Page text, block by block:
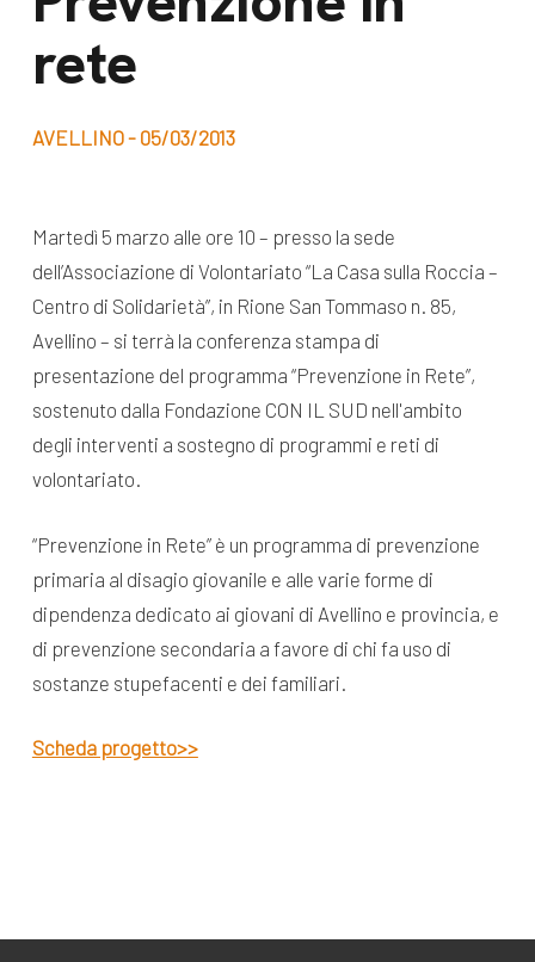
rete
AVELLINO - 05/03/2013
Martedì 5 marzo alle ore 10 – presso la sede
dell’Associazione di Volontariato “La Casa sulla Roccia –
Centro di Solidarietà”, in Rione San Tommaso n. 85,
Avellino – si terrà la conferenza stampa di
presentazione del programma “Prevenzione in Rete”,
sostenuto dalla Fondazione CON IL SUD nell'ambito
degli interventi a sostegno di programmi e reti di
volontariato.
“Prevenzione in Rete” è un programma di prevenzione
primaria al disagio giovanile e alle varie forme di
dipendenza dedicato ai giovani di Avellino e provincia, e
di prevenzione secondaria a favore di chi fa uso di
sostanze stupefacenti e dei familiari.
Scheda progetto>>
Lavora con noi
Bilancio di
missione
appuntamenti
News
Appuntamenti
dal Sud
Videomagazine
e blog progetti
Seguici sui social: